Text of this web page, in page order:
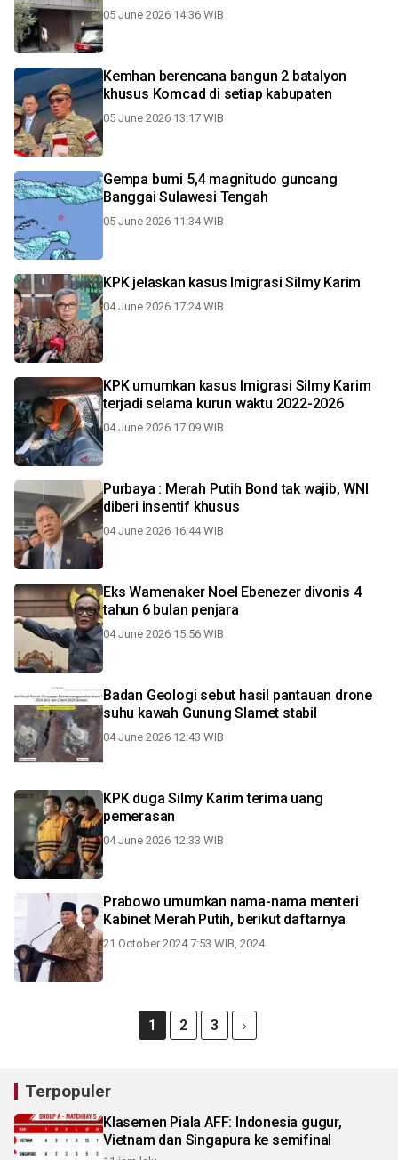
05 June 2026 14:36 WIB
Kemhan berencana bangun 2 batalyon
khusus Komcad di setiap kabupaten
05 June 2026 13:17 WIB
Gempa bumi 5,4 magnitudo guncang
Banggai Sulawesi Tengah
05 June 2026 11:34 WIB
KPK jelaskan kasus Imigrasi Silmy Karim
04 June 2026 17:24 WIB
KPK umumkan kasus Imigrasi Silmy Karim
terjadi selama kurun waktu 2022-2026
04 June 2026 17:09 WIB
Purbaya : Merah Putih Bond tak wajib, WNI
diberi insentif khusus
04 June 2026 16:44 WIB
Eks Wamenaker Noel Ebenezer divonis 4
tahun 6 bulan penjara
04 June 2026 15:56 WIB
Badan Geologi sebut hasil pantauan drone
suhu kawah Gunung Slamet stabil
04 June 2026 12:43 WIB
KPK duga Silmy Karim terima uang
pemerasan
04 June 2026 12:33 WIB
Prabowo umumkan nama-nama menteri
Kabinet Merah Putih, berikut daftarnya
21 October 2024 7:53 WIB, 2024
1 2 3
Terpopuler
Klasemen Piala AFF: Indonesia gugur,
Vietnam dan Singapura ke semifinal